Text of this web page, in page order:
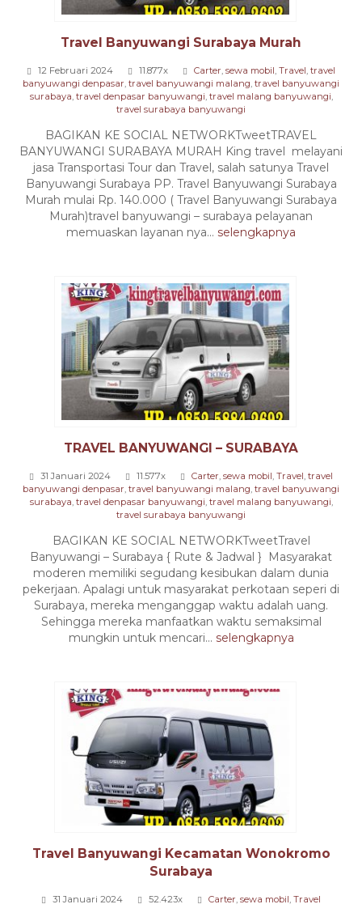
Travel Banyuwangi Surabaya Murah
12 Februari 2024 11.877x Carter sewa mobil Travel travel
banyuwangi denpasar travel banyuwangi malang travel banyuwangi
surabaya travel denpasar banyuwangi travel malang banyuwangi
travel surabaya banyuwangi
BAGIKAN KE SOCIAL NETWORKTweetTRAVEL
BANYUWANGI SURABAYA MURAH King travel melayani
jasa Transportasi Tour dan Travel, salah satunya Travel
Banyuwangi Surabaya PP. Travel Banyuwangi Surabaya
Murah mulai Rp. 140.000 ( Travel Banyuwangi Surabaya
Murah)travel banyuwangi – surabaya pelayanan
memuaskan layanan nya... selengkapnya
TRAVEL BANYUWANGI – SURABAYA
31 Januari 2024 11.577x Carter, sewa mobil, Travel, travel
banyuwangi denpasar, travel banyuwangi malang, travel banyuwangi
surabaya, travel denpasar banyuwangi, travel malang banyuwangi,
travel surabaya banyuwangi
BAGIKAN KE SOCIAL NETWORKTweetTravel
Banyuwangi – Surabaya { Rute & Jadwal } Masyarakat
moderen memiliki segudang kesibukan dalam dunia
pekerjaan. Apalagi untuk masyarakat perkotaan seperi di
Surabaya, mereka menganggap waktu adalah uang.
Sehingga mereka manfaatkan waktu semaksimal
mungkin untuk mencari... selengkapnya
Travel Banyuwangi Kecamatan Wonokromo
Surabaya
31 Januari 2024 52.423x Carter, sewa mobil, Travel